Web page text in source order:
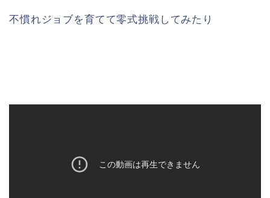
不慣れジョブを育てて零式挑戦してみたり